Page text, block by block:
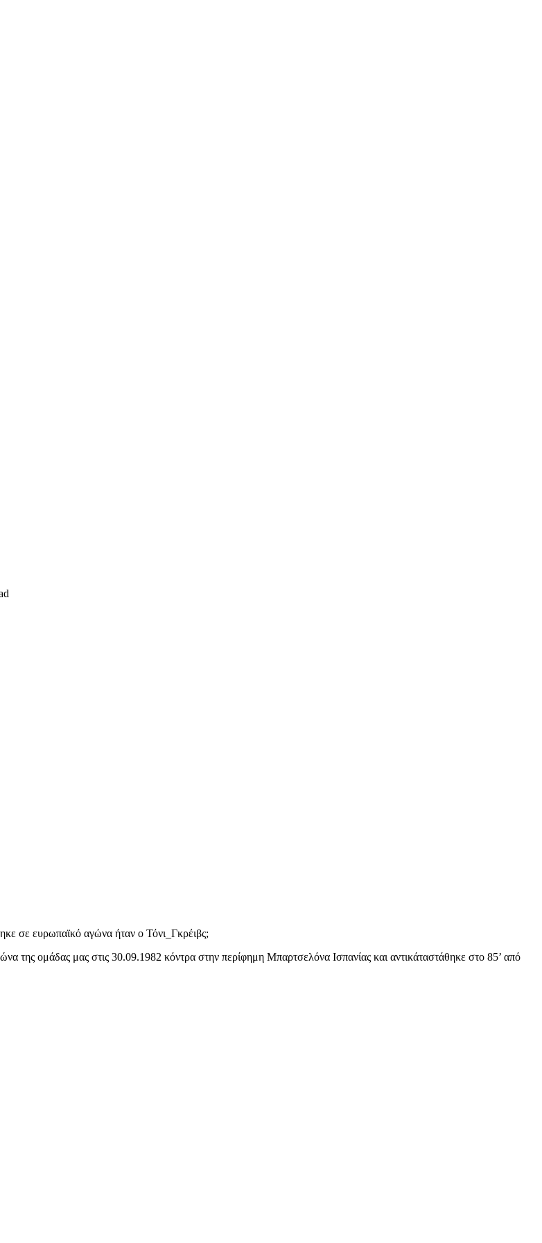
σε ευρωπαϊκό αγώνα ήταν ο Τόνι_Γκρέιβς;
της ομάδας μας στις 30.09.1982 κόντρα στην περίφημη Μπαρτσελόνα Ισπανίας και αντικάταστάθηκε στο 85’ από